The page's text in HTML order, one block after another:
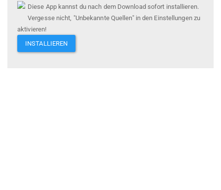
Diese App kannst du nach dem Download sofort installieren.
Vergesse nicht, "Unbekannte Quellen" in den Einstellungen zu
aktivieren!
INSTALLIEREN